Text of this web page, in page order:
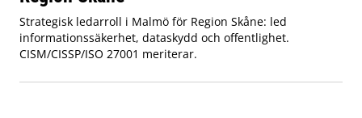
Strategisk ledarroll i Malmö för Region Skåne: led
informationssäkerhet, dataskydd och offentlighet.
CISM/CISSP/ISO 27001 meriterar.